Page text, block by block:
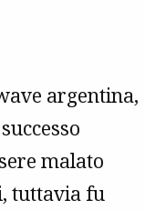
argentina,
malato
tuttavia fu